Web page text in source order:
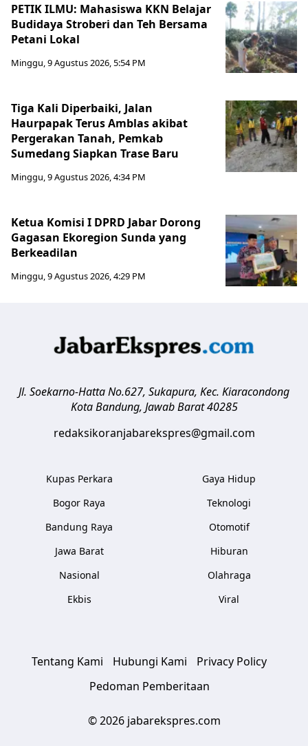
PETIK ILMU: Mahasiswa KKN Belajar
Budidaya Stroberi dan Teh Bersama
Petani Lokal
Minggu, 9 Agustus 2026, 5:54 PM
Tiga Kali Diperbaiki, Jalan
Haurpapak Terus Amblas akibat
Pergerakan Tanah, Pemkab
Sumedang Siapkan Trase Baru
Minggu, 9 Agustus 2026, 4:34 PM
Ketua Komisi I DPRD Jabar Dorong
Gagasan Ekoregion Sunda yang
Berkeadilan
Minggu, 9 Agustus 2026, 4:29 PM
Jl. Soekarno-Hatta No.627, Sukapura, Kec. Kiaracondong
Kota Bandung, Jawab Barat 40285
redaksikoranjabarekspres@gmail.com
Kupas Perkara
Bogor Raya
Bandung Raya
Jawa Barat
Nasional
Ekbis
Gaya Hidup
Teknologi
Otomotif
Hiburan
Olahraga
Viral
Tentang Kami Hubungi Kami
Privacy Policy
Pedoman Pemberitaan
© 2026 jabarekspres.com